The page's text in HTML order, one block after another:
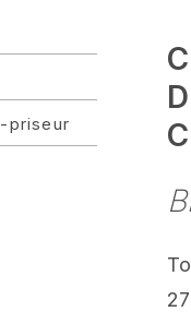
priseur